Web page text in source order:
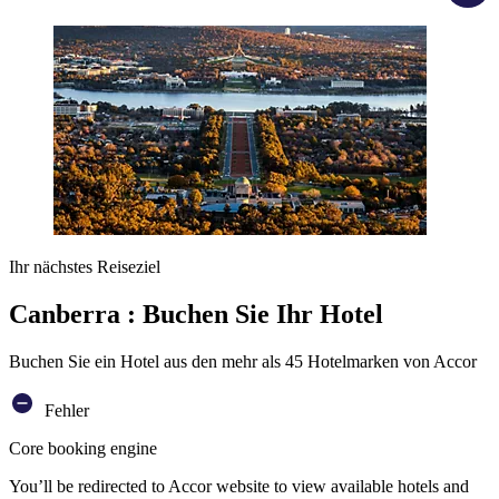
Ihr nächstes Reiseziel
Canberra : Buchen Sie Ihr Hotel
Buchen Sie ein Hotel aus den mehr als 45 Hotelmarken von Accor
Fehler
Core booking engine
You’ll be redirected to Accor website to view available hotels and